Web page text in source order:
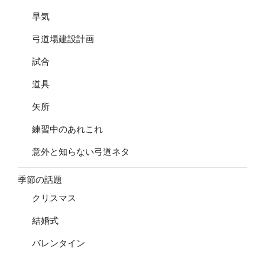
早気
弓道場建設計画
試合
道具
矢所
練習中のあれこれ
意外と知らない弓道ネタ
季節の話題
クリスマス
結婚式
バレンタイン